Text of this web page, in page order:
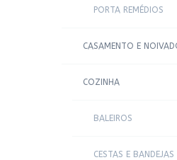
PORTA REMÉDIOS
CASAMENTO E
COZINHA
BALEIROS
CESTAS E BANDEJAS